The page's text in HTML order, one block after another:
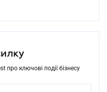
про ключові події бізнесу